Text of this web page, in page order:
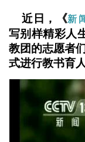
近日，《新
写别样精彩人
教团的志愿者
式进行教书育